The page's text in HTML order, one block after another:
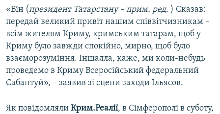
«Він (президент Татарстану – прим. ред. ) Сказав:
передай великий привіт нашим співвітчизникам –
всім жителям Криму, кримським татарам, щоб у
Криму було завжди спокійно, мирно, щоб було
взаєморозуміння. Іншалла, каже, ми коли-небудь
проведемо в Криму Всеросійський федеральний
Сабантуй», – заявив зі сцени заходи Ільясов.
Як повідомляли Крим.Реалії, в Сімферополі в суботу,